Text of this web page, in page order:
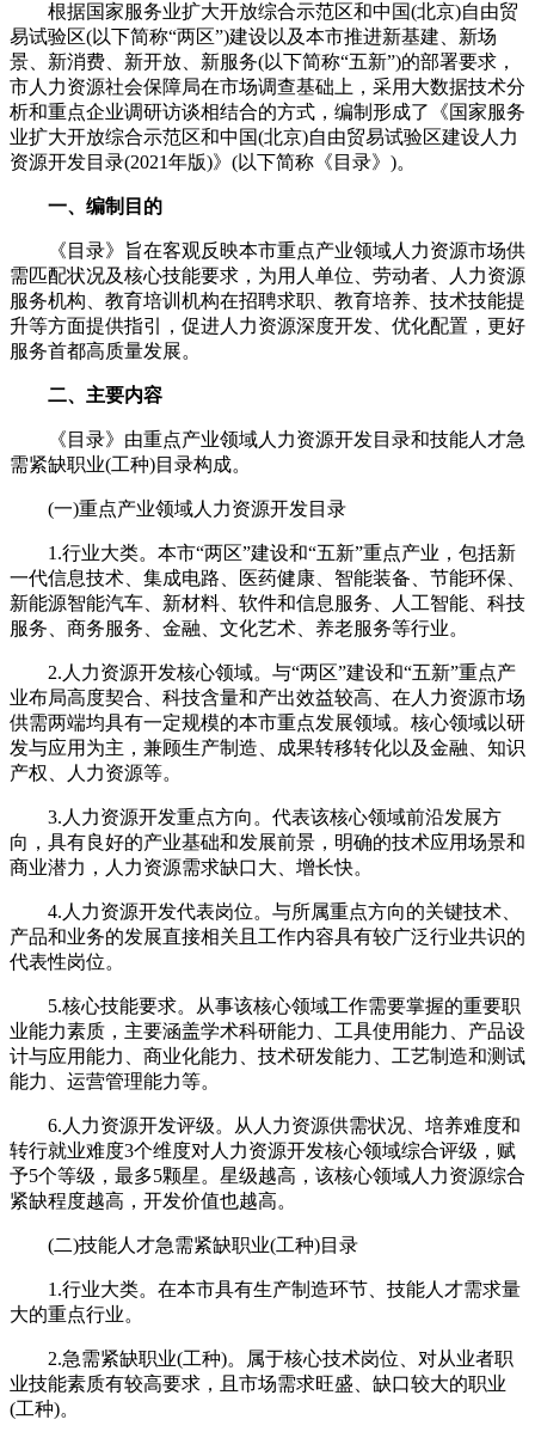
根据国家服务业扩大开放综合示范区和中国(北京)自由贸
易试验区(以下简称“两区”)建设以及本市推进新基建、新场
景、新消费、新开放、新服务(以下简称“五新”)的部署要求，
市人力资源社会保障局在市场调查基础上，采用大数据技术分
析和重点企业调研访谈相结合的方式，编制形成了《国家服务
业扩大开放综合示范区和中国(北京)自由贸易试验区建设人力
资源开发目录(2021年版)》(以下简称《目录》)。
一、编制目的
《目录》旨在客观反映本市重点产业领域人力资源市场供
需匹配状况及核心技能要求，为用人单位、劳动者、人力资源
服务机构、教育培训机构在招聘求职、教育培养、技术技能提
升等方面提供指引，促进人力资源深度开发、优化配置，更好
服务首都高质量发展。
二、主要内容
《目录》由重点产业领域人力资源开发目录和技能人才急
需紧缺职业(工种)目录构成。
(一)重点产业领域人力资源开发目录
1.行业大类。本市“两区”建设和“五新”重点产业，包括新
一代信息技术、集成电路、医药健康、智能装备、节能环保、
新能源智能汽车、新材料、软件和信息服务、人工智能、科技
服务、商务服务、金融、文化艺术、养老服务等行业。
2.人力资源开发核心领域。与“两区”建设和“五新”重点产
业布局高度契合、科技含量和产出效益较高、在人力资源市场
供需两端均具有一定规模的本市重点发展领域。核心领域以研
发与应用为主，兼顾生产制造、成果转移转化以及金融、知识
产权、人力资源等。
3.人力资源开发重点方向。代表该核心领域前沿发展方
向，具有良好的产业基础和发展前景，明确的技术应用场景和
商业潜力，人力资源需求缺口大、增长快。
4.人力资源开发代表岗位。与所属重点方向的关键技术、
产品和业务的发展直接相关且工作内容具有较广泛行业共识的
代表性岗位。
5.核心技能要求。从事该核心领域工作需要掌握的重要职
业能力素质，主要涵盖学术科研能力、工具使用能力、产品设
计与应用能力、商业化能力、技术研发能力、工艺制造和测试
能力、运营管理能力等。
6.人力资源开发评级。从人力资源供需状况、培养难度和
转行就业难度3个维度对人力资源开发核心领域综合评级，赋
予5个等级，最多5颗星。星级越高，该核心领域人力资源综合
紧缺程度越高，开发价值也越高。
(二)技能人才急需紧缺职业(工种)目录
1.行业大类。在本市具有生产制造环节、技能人才需求量
大的重点行业。
2.急需紧缺职业(工种)。属于核心技术岗位、对从业者职
业技能素质有较高要求，且市场需求旺盛、缺口较大的职业
(工种)。